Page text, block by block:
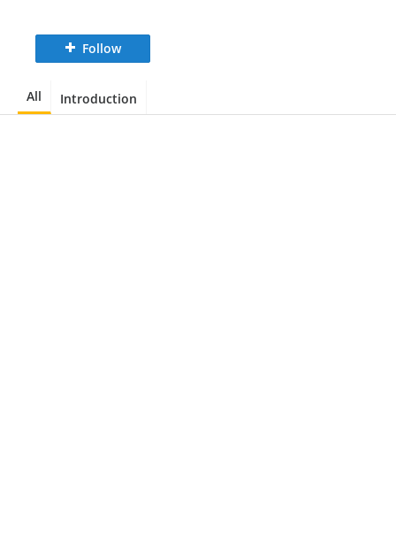
Follow
All Introduction